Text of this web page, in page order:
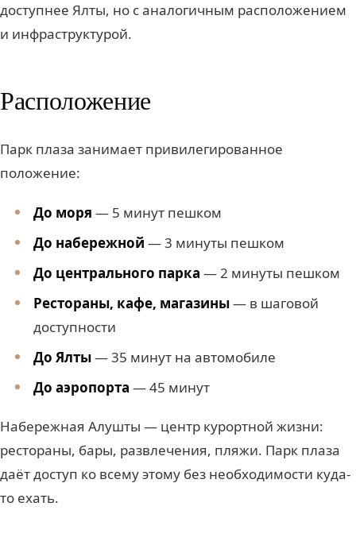
доступнее Ялты, но с аналогичным расположением
и инфраструктурой.
Расположение
Парк плаза занимает привилегированное
положение:
До моря — 5 минут пешком
До набережной — 3 минуты пешком
До центрального парка — 2 минуты пешком
Рестораны, кафе, магазины— в шаговой
доступности
До Ялты— 35 минут на автомобиле
До аэропорта — 45 минут
Набережная Алушты — центр курортной жизни:
рестораны, бары, развлечения, пляжи. Парк плаза
даёт доступ ко всему этому без необходимости куда-
то ехать.